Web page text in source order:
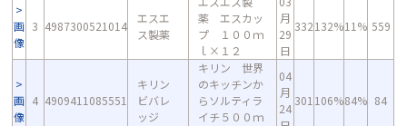
画
像
3 4987300521014
エスエ
ス製薬
薬 エスカッ
プ １００ｍ
ｌ×１２
月
29
日
332132%11% 559
画
像
4 4909411085551
キリン
ビバレ
ッジ
キリン 世界
のキッチンか
らソルティラ
イチ５００ｍ
04
月
24
301 106%84% 84